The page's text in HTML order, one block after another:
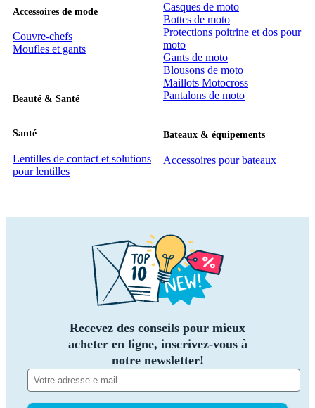
Accessoires de mode
Couvre-chefs
Moufles et gants
Beauté & Santé
Santé
Lentilles de contact et solutions
pour lentilles
Casques de moto
Bottes de moto
Protections poitrine et dos pour
moto
Gants de moto
Blousons de moto
Maillots Motocross
Pantalons de moto
Bateaux & équipements
Accessoires pour bateaux
Recevez des conseils pour mieux
acheter en ligne, inscrivez-vous à
notre newsletter!